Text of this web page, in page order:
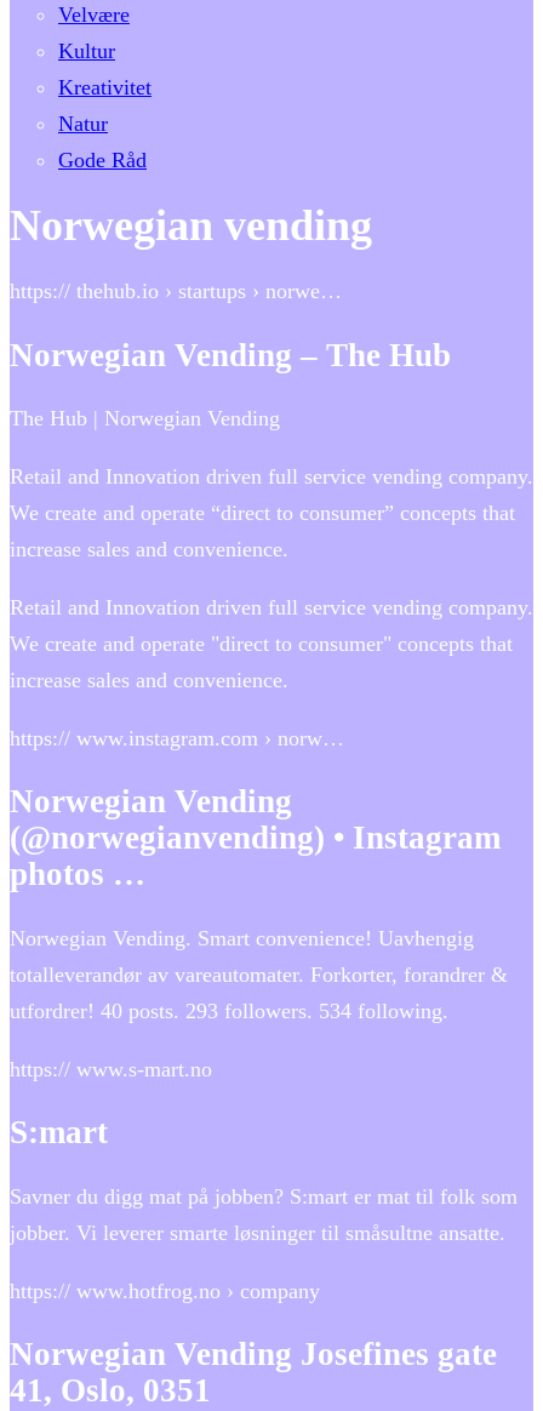
Velvære
Kultur
Kreativitet
Natur
Gode Råd
Norwegian vending
https:// thehub.io › startups › norwe…
Norwegian Vending – The Hub
The Hub | Norwegian Vending
Retail and Innovation driven full service vending company.
We create and operate “direct to consumer”​ concepts that
increase sales and convenience.
Retail and Innovation driven full service vending company.
We create and operate "direct to consumer"​ concepts that
increase sales and convenience.
https:// www.instagram.com › norw…
Norwegian Vending
(@norwegianvending) • Instagram
photos …
Norwegian Vending. Smart convenience! Uavhengig
totalleverandør av vareautomater. Forkorter, forandrer &
utfordrer! 40 posts. 293 followers. 534 following.
https:// www.s-mart.no
S:mart
Savner du digg mat på jobben? S:mart er mat til folk som
jobber. Vi leverer smarte løsninger til småsultne ansatte.
https:// www.hotfrog.no › company
Norwegian Vending Josefines gate
41, Oslo, 0351